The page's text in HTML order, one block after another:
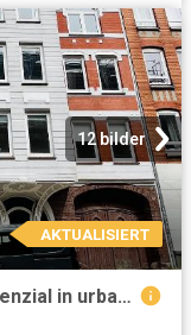
12 bilder
AKTUALISIERT
Renditeobjekt mit Entwicklungspotenzial in urbaner Lage